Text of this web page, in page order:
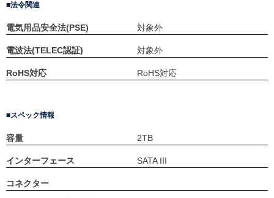
法令関連
電気用品安全法(PSE) 対象外
電波法(TELEC認証) 対象外
RoHS対応 RoHS対応
スペック情報
容量 2TB
インターフェース SATA III
コネクター